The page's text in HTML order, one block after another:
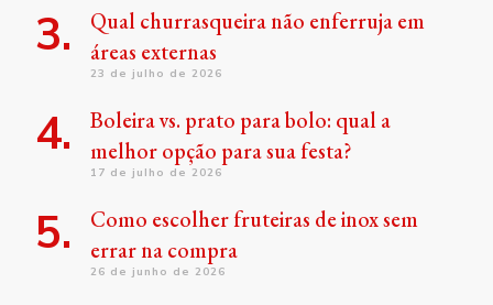
Qual churrasqueira não enferruja em
áreas externas
23 de julho de 2026
Boleira vs. prato para bolo: qual a
melhor opção para sua festa?
17 de julho de 2026
Como escolher fruteiras de inox sem
errar na compra
26 de junho de 2026